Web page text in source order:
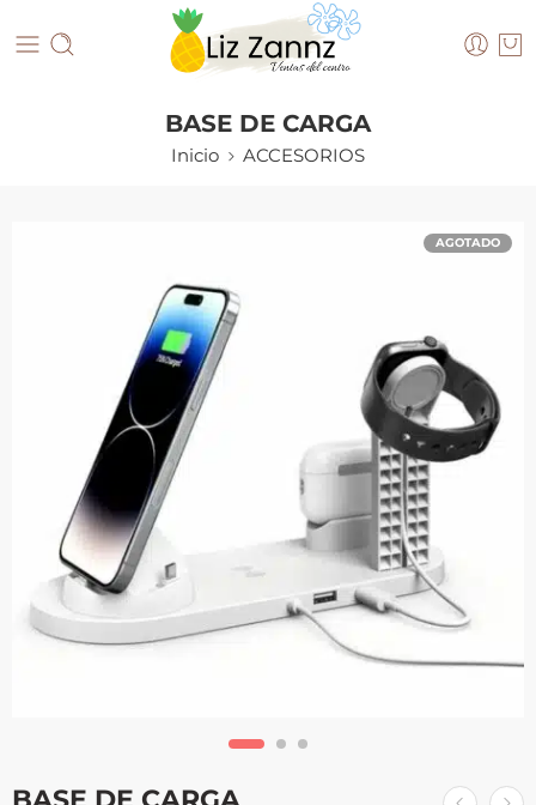
BASE DE CARGA
Inicio ACCESORIOS
AGOTADO
BASE DE CARGA